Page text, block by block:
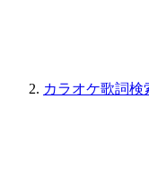
カラオケ歌詞検